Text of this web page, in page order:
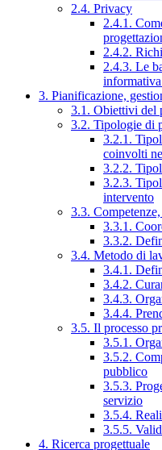
2.4. Privacy
2.4.1.
2.4.2.
2.4.3. Le
3. Pianificazione,
3.1. Obiettivi del
3.2. Tipologie di
3.2.1.
coinvolti
3.2.2.
3.2.3.
intervento
3.3.
3.3.1.
3.3.2.
3.4. Metodo di
3.4.1.
3.4.2.
3.4.3.
3.4.4.
3.5. Il processo
3.5.1.
3.5.2.
pubblico
3.5.3.
servizio
3.5.4.
3.5.5.
4. Ricerca progettuale